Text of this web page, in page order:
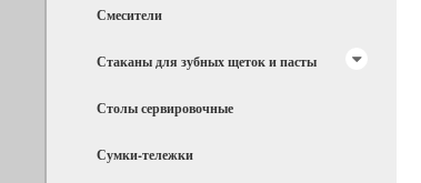
Смесители
Стаканы для зубных щеток и пасты
Столы сервировочные
Сумки-тележки